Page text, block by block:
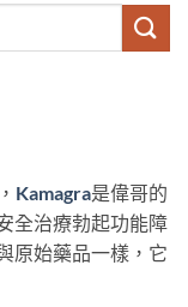
Kamagra是偉哥的
全治療勃起功能障
原始藥品一樣，它